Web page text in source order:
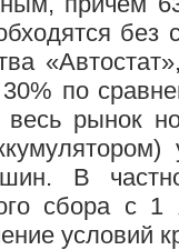
без
по
рынок
В
сбора с
условий